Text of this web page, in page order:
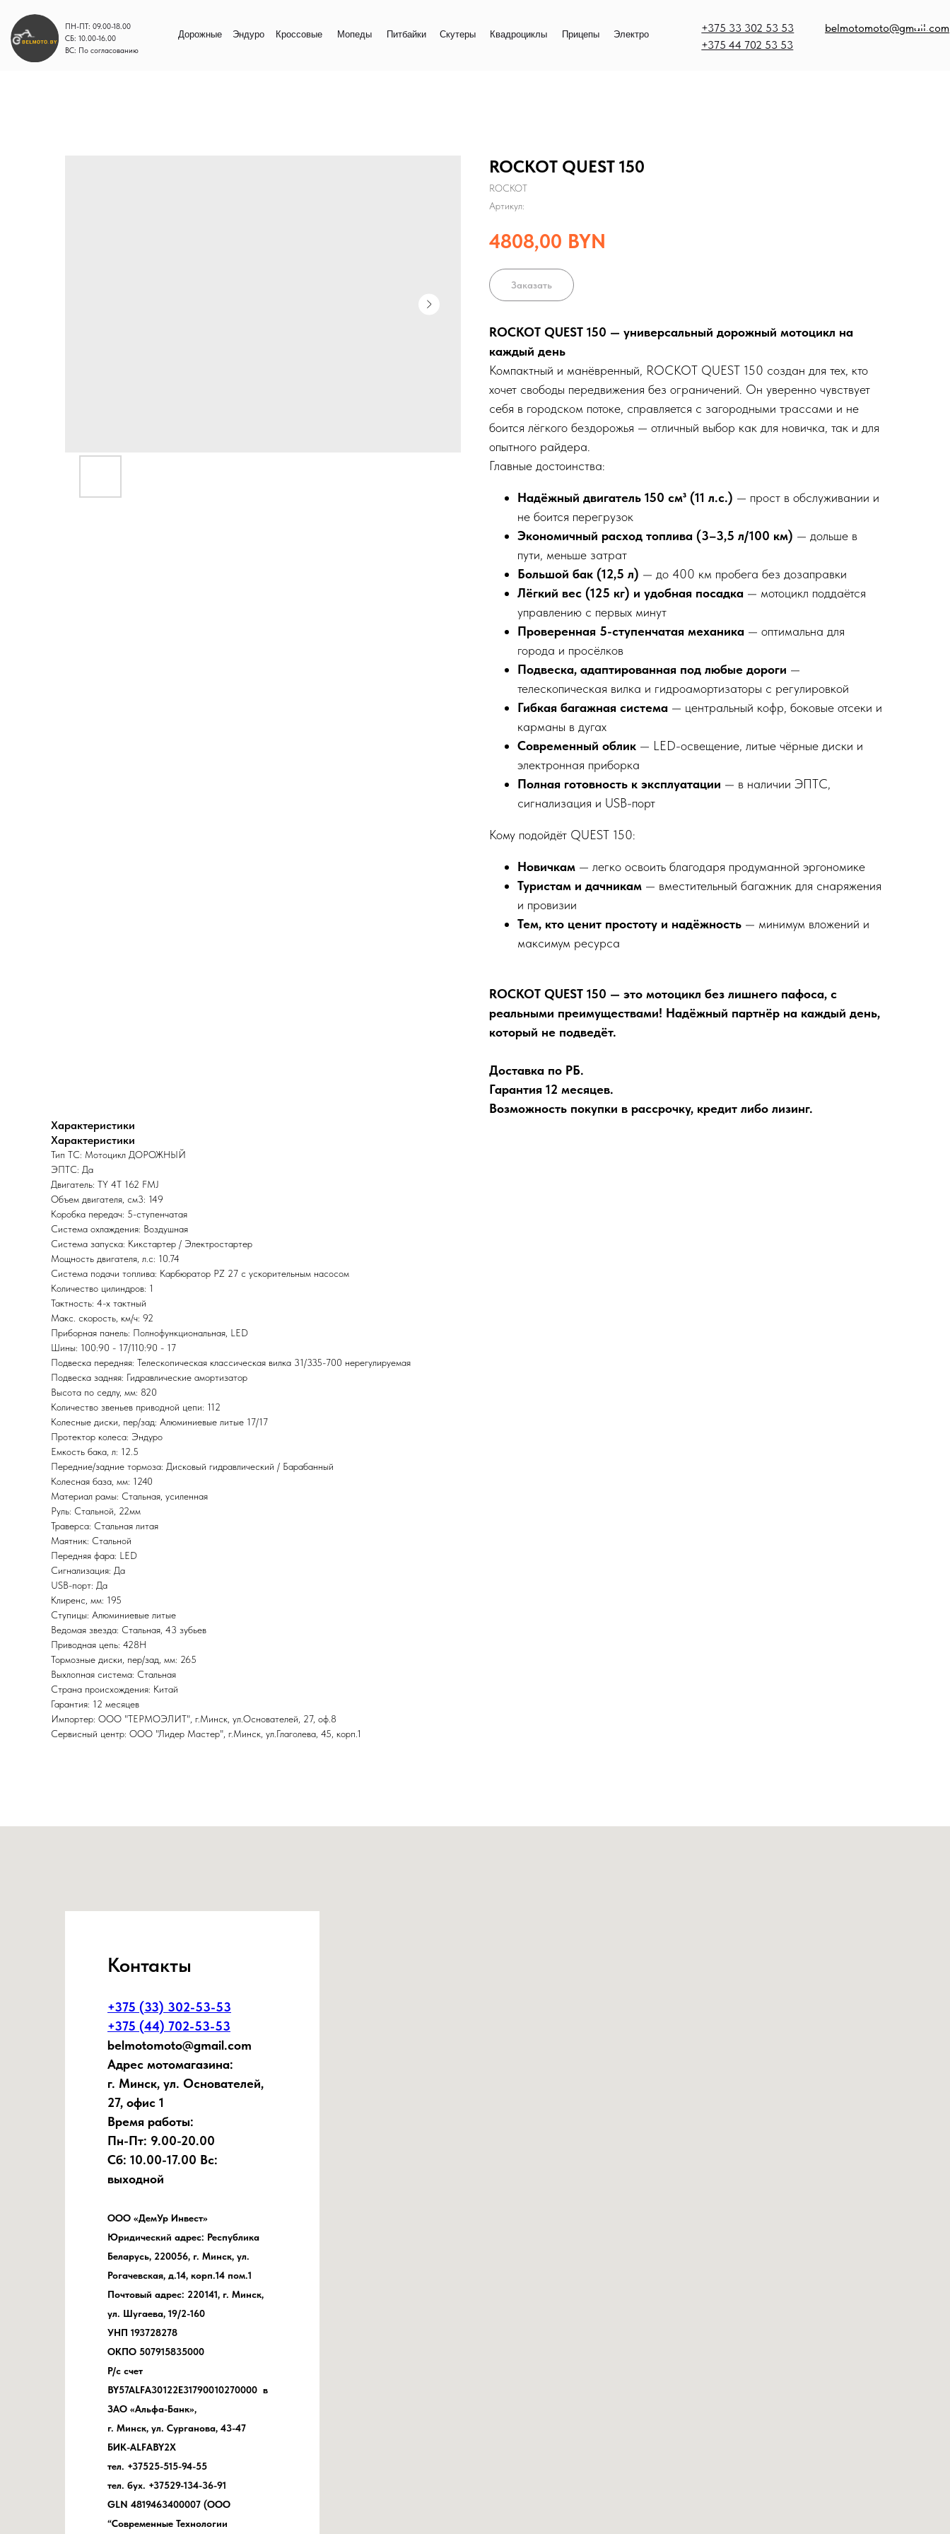
belmotomoto@gmail.com
+375 33 302 53 53
+375 44 702 53 53
ПН-ПТ: 09.00-18.00
СБ: 10.00-16.00
ВС: По согласованию
Дорожные Эндуро Кроссовые Мопеды Электро
Прицепы
Квадроциклы
Скутеры
Питбайки
ROCKOT QUEST 150
ROCKOT
Артикул:
4808,00 BYN
Заказать
ROCKOT QUEST 150 — универсальный дорожный мотоцикл на
каждый день
Компактный и манёвренный, ROCKOT QUEST 150 создан для тех, кто
хочет свободы передвижения без ограничений. Он уверенно чувствует
себя в городском потоке, справляется с загородными трассами и не
боится лёгкого бездорожья — отличный выбор как для новичка, так и для
опытного райдера.
Главные достоинства:
Надёжный двигатель 150 см³ (11 л.с.) — прост в обслуживании и
не боится перегрузок
Экономичный расход топлива (3–3,5 л/100 км) — дольше в
пути, меньше затрат
Большой бак (12,5 л) — до 400 км пробега без дозаправки
Лёгкий вес (125 кг) и удобная посадка — мотоцикл поддаётся
управлению с первых минут
Проверенная 5-ступенчатая механика — оптимальна для
города и просёлков
Подвеска, адаптированная под любые дороги —
телескопическая вилка и гидроамортизаторы с регулировкой
Гибкая багажная система — центральный кофр, боковые отсеки и
карманы в дугах
Современный облик — LED-освещение, литые чёрные диски и
электронная приборка
Полная готовность к эксплуатации — в наличии ЭПТС,
сигнализация и USB-порт
Кому подойдёт QUEST 150:
Новичкам — легко освоить благодаря продуманной эргономике
Туристам и дачникам — вместительный багажник для снаряжения
и провизии
Тем, кто ценит простоту и надёжность — минимум вложений и
максимум ресурса
ROCKOT QUEST 150 — это мотоцикл без лишнего пафоса, с
реальными преимуществами! Надёжный партнёр на каждый день,
который не подведёт.
Доставка по РБ.
Гарантия 12 месяцев.
Возможность покупки в рассрочку, кредит либо лизинг.
Характеристики
Характеристики
Тип ТС: Мотоцикл ДОРОЖНЫЙ
ЭПТС: Да
Двигатель: TY 4T 162 FMJ
Объем двигателя, см3: 149
Коробка передач: 5-ступенчатая
Система охлаждения: Воздушная
Система запуска: Кикстартер / Электростартер
Мощность двигателя, л.с: 10.74
Система подачи топлива: Карбюратор PZ 27 с ускорительным насосом
Количество цилиндров: 1
Тактность: 4-x тактный
Макс. скорость, км/ч: 92
Приборная панель: Полнофункциональная, LЕD
Шины: 100:90 - 17/110:90 - 17
Подвеска передняя: Телескопическая классическая вилка 31/335-700 нерегулируемая
Подвеска задняя: Гидравлические амортизатор
Высота по седлу, мм: 820
Количество звеньев приводной цепи: 112
Колесные диски, пер/зад: Алюминиевые литые 17/17
Протектор колеса: Эндуро
Емкость бака, л: 12.5
Передние/задние тормоза: Дисковый гидравлический / Барабанный
Колесная база, мм: 1240
Материал рамы: Стальная, усиленная
Руль: Стальной, 22мм
Траверса: Стальная литая
Маятник: Стальной
Передняя фара: LED
Сигнализация: Да
USB-порт: Да
Клиренс, мм: 195
Ступицы: Алюминиевые литые
Ведомая звезда: Стальная, 43 зубьев
Приводная цепь: 428Н
Тормозные диски, пер/зад, мм: 265
Выхлопная система: Стальная
Страна происхождения: Китай
Гарантия: 12 месяцев
Импортер: ООО "ТЕРМОЭЛИТ", г.Минск, ул.Основателей, 27, оф.8
Сервисный центр: ООО "Лидер Мастер", г.Минск, ул.Глаголева, 45, корп.1
Контакты
+375 (33) 302-53-53
+375 (44) 702-53-53
belmotomoto@gmail.com
Адрес мотомагазина:
г. Минск, ул. Основателей,
27, офис 1
Время работы:
Пн-Пт: 9.00-20.00
Сб: 10.00-17.00 Вс:
выходной
ООО «ДемУр Инвест»
Юридический адрес: Республика
Беларусь, 220056, г. Минск, ул.
Рогачевская, д.14, корп.14 пом.1
Почтовый адрес: 220141, г. Минск,
ул. Шугаева, 19/2-160
УНП 193728278
ОКПО 507915835000
Р/с счет
BY57ALFA30122E31790010270000 в
ЗАО «Альфа-Банк»,
г. Минск, ул. Сурганова, 43-47
БИК-ALFABY2X
тел. +37525-515-94-55
тел. бух. +37529-134-36-91
GLN 4819463400007 (ООО
“Современные Технологии